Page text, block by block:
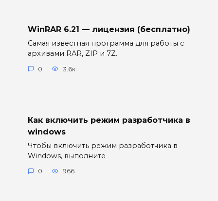
WinRAR 6.21 — лицензия (бесплатно)
Самая известная программа для работы с
архивами RAR, ZIP и 7Z.
0 3.6к.
Как включить режим разработчика в
windows
Чтобы включить режим разработчика в
Windows, выполните
0 966